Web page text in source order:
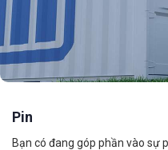
Pin
Bạn có đang góp phần vào sự